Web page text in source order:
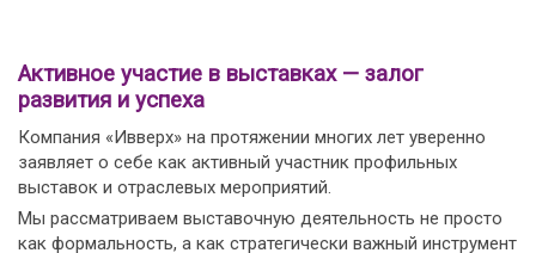
Активное участие в выставках — залог
развития и успеха
Компания «Ивверх» на протяжении многих лет уверенно
заявляет о себе как активный участник профильных
выставок и отраслевых мероприятий.
Мы рассматриваем выставочную деятельность не просто
как формальность, а как стратегически важный инструмент